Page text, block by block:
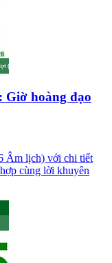
Giờ hoàng đạo
Âm lịch) với chi tiết
cùng lời khuyên